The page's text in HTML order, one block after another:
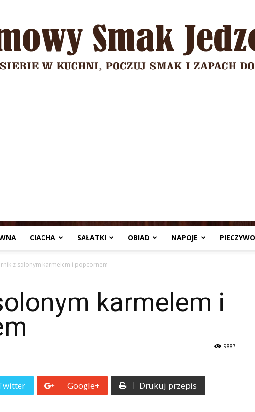
Jedzenia
.pl
CIACHA SAŁATKI OBIAD NAPOJE PIECZYWO
z solonym karmelem i popcornem
karmelem i
9887
Google+ Drukuj przepis